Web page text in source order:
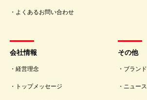
よくあるお問い合わせ
会社情報
経営理念
トップメッセージ
その他
ブランド
ニュース